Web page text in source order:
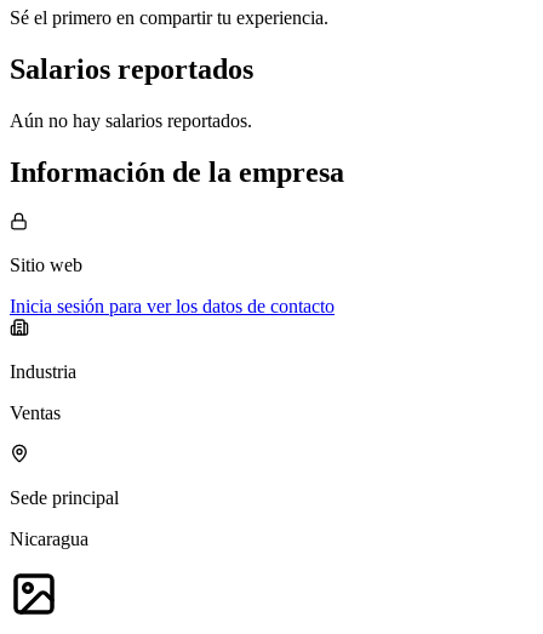
Sé el primero en compartir tu experiencia.
Salarios reportados
Aún no hay salarios reportados.
Información de la empresa
Sitio web
Inicia sesión para ver los datos de contacto
Industria
Ventas
Sede principal
Nicaragua